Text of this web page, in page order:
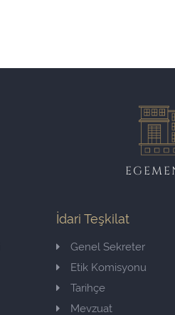
İdari Teşkilat
Genel Sekreter
Etik Komisyonu
Tarihçe
Mevzuat